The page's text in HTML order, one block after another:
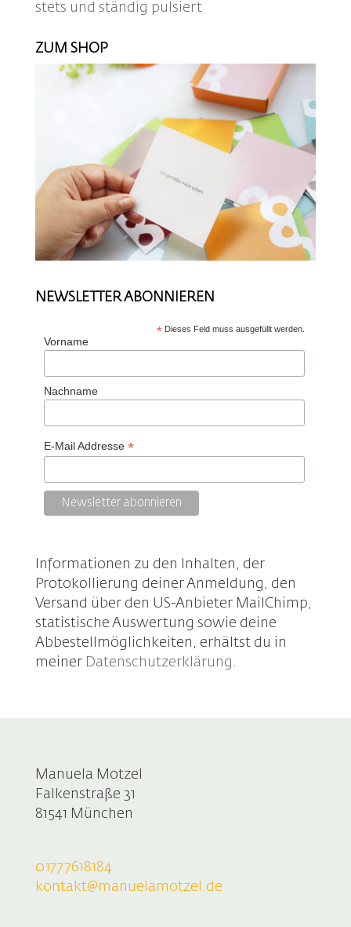
stets und ständig pulsiert
ZUM SHOP
NEWSLETTER ABONNIEREN
* Dieses Feld muss ausgefüllt werden.
Vorname
Nachname
E-Mail Addresse *
Informationen zu den Inhalten, der
Protokollierung deiner Anmeldung, den
Versand über den US-Anbieter MailChimp,
statistische Auswertung sowie deine
Abbestellmöglichkeiten, erhältst du in
meiner Datenschutzerklärung .
Manuela Motzel
Falkenstraße 31
81541 München
0177.7618184
kontakt@manuelamotzel.de